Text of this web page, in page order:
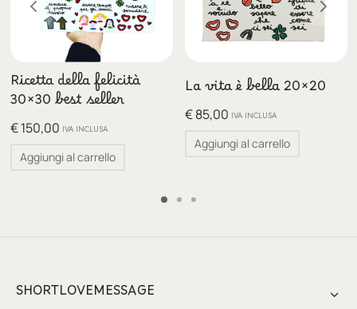
Ricetta della felicità
30×30 best seller
€150,00 IVA INCLUSA
Aggiungi al carrello
La vita è bella 20×20
€85,00 IVA INCLUSA
Aggiungi al carrello
SHORTLOVEMESSAGE